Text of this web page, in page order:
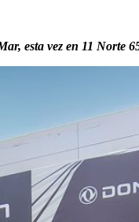
esta vez en 11 Norte